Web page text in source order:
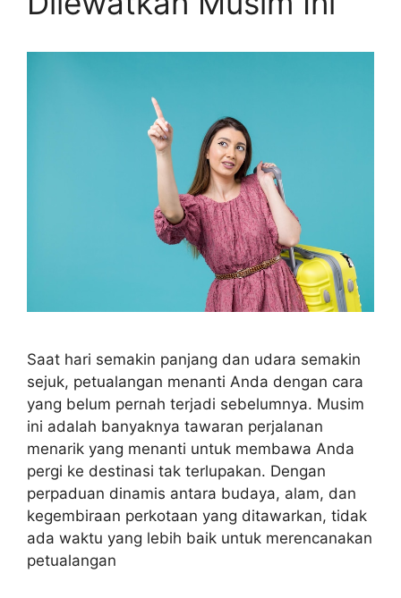
Saat hari semakin panjang dan udara semakin
sejuk, petualangan menanti Anda dengan cara
yang belum pernah terjadi sebelumnya. Musim
ini adalah banyaknya tawaran perjalanan
menarik yang menanti untuk membawa Anda
pergi ke destinasi tak terlupakan. Dengan
perpaduan dinamis antara budaya, alam, dan
kegembiraan perkotaan yang ditawarkan, tidak
ada waktu yang lebih baik untuk merencanakan
petualangan